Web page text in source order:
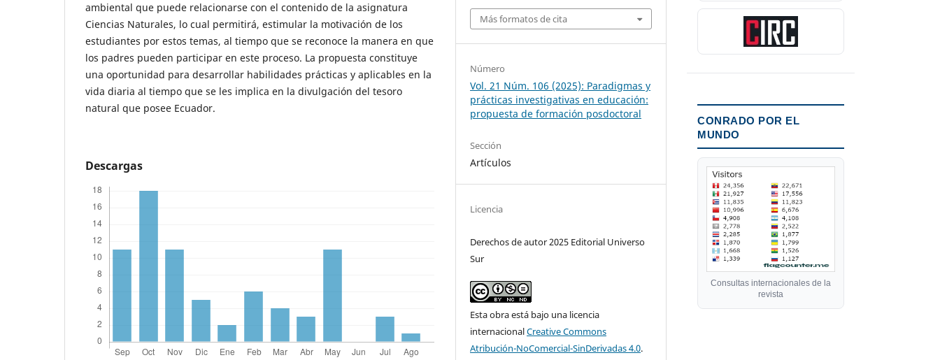
ambiental que puede relacionarse con el contenido de la asignatura
Ciencias Naturales, lo cual permitirá, estimular la motivación de los
estudiantes por estos temas, al tiempo que se reconoce la manera en que
los padres pueden participar en este proceso. La propuesta constituye
una oportunidad para desarrollar habilidades prácticas y aplicables en la
vida diaria al tiempo que se les implica en la divulgación del tesoro
natural que posee Ecuador.
Descargas
Más formatos de cita
Número
Vol. 21 Núm. 106 (2025): Paradigmas y
prácticas investigativas en educación:
propuesta de formación posdoctoral
Sección
Artículos
Licencia
Derechos de autor 2025 Editorial Universo
Sur
Esta obra está bajo una licencia
internacionalCreative Commons
Atribución-NoComercial-SinDerivadas 4.0.
CONRADO POR EL
MUNDO
Consultas internacionales de la
revista